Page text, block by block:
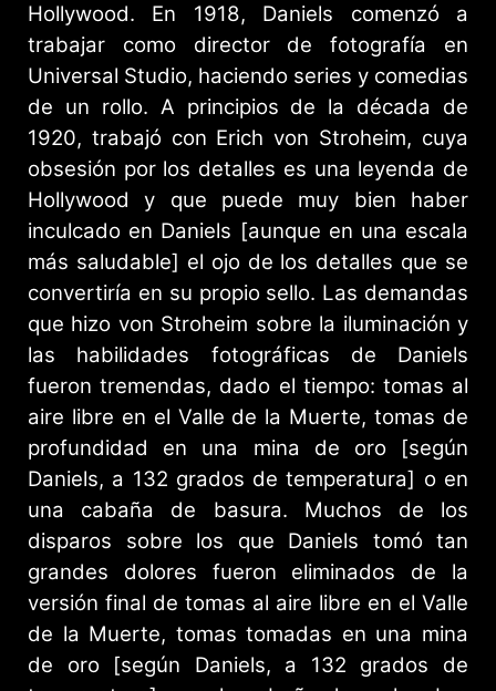
Hollywood. En 1918, Daniels comenzó a
trabajar como director de fotografía en
Universal Studio, haciendo series y comedias
de un rollo. A principios de la década de
1920, trabajó con Erich von Stroheim, cuya
obsesión por los detalles es una leyenda de
Hollywood y que puede muy bien haber
inculcado en Daniels [aunque en una escala
más saludable] el ojo de los detalles que se
convertiría en su propio sello. Las demandas
que hizo von Stroheim sobre la iluminación y
las habilidades fotográficas de Daniels
fueron tremendas, dado el tiempo: tomas al
aire libre en el Valle de la Muerte, tomas de
profundidad en una mina de oro [según
Daniels, a 132 grados de temperatura] o en
una cabaña de basura. Muchos de los
disparos sobre los que Daniels tomó tan
grandes dolores fueron eliminados de la
versión final de tomas al aire libre en el Valle
de la Muerte, tomas tomadas en una mina
de oro [según Daniels, a 132 grados de